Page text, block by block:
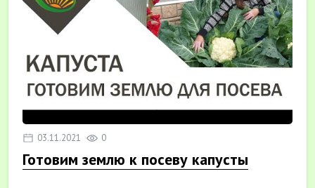
03.11.2021 0
Готовим землю к посеву капусты